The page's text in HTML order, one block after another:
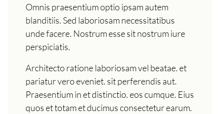
Omnis praesentium optio ipsam autem
blanditiis. Sed laboriosam necessitatibus
unde facere. Nostrum esse sit nostrum iure
perspiciatis.
Architecto ratione laboriosam vel beatae. et
pariatur vero eveniet. sit perferendis aut.
Praesentium in et distinctio. eos cumque. Eius
quos et totam et ducimus consectetur earum.